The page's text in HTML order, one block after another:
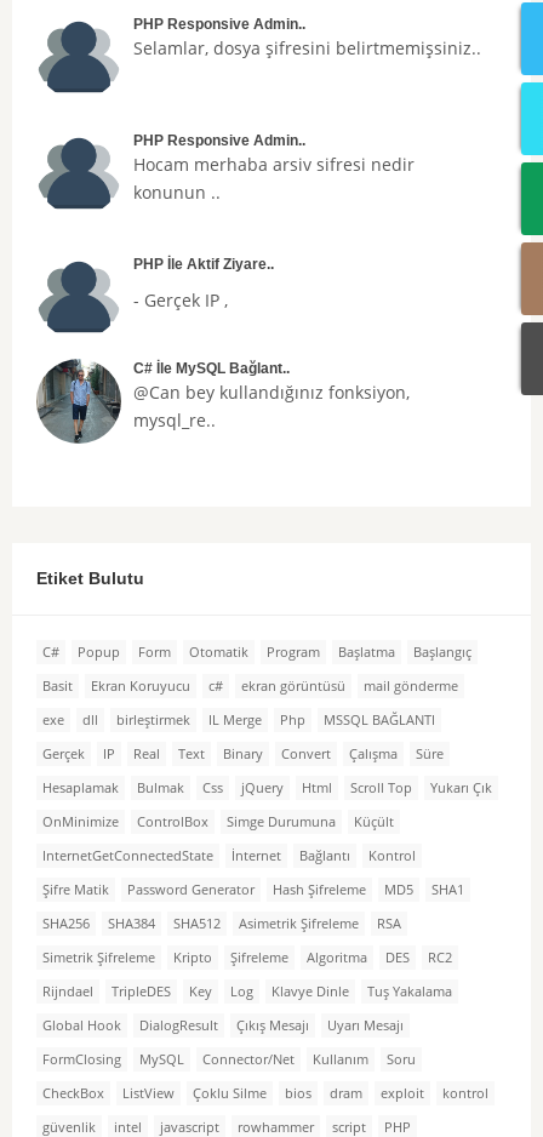
PHP Responsive Admin..
Selamlar, dosya şifresini belirtmemişsiniz..
PHP Responsive Admin..
Hocam merhaba arsiv sifresi nedir
konunun ..
PHP İle Aktif Ziyare..
- Gerçek IP ,
C# İle MySQL Bağlant..
@Can bey kullandığınız fonksiyon,
mysql_re..
Etiket Bulutu
C# Popup Form Otomatik Program Başlatma
Başlangıç
Basit
Ekran Koruyucu c# ekran görüntüsü
mail gönderme
exe
dll birleştirmek IL Merge Php
MSSQL BAĞLANTI
Gerçek
IP Real Text Binary Convert Çalışma
Süre
Hesaplamak
Bulmak Css jQuery Html Scroll Top
Yukarı Çık
OnMinimize
ControlBox Simge Durumuna
Küçült
InternetGetConnectedState
İnternet Bağlantı
Kontrol
Şifre Matik
Password Generator Hash Şifreleme MD5
SHA1
SHA256
SHA384 SHA512 Asimetrik Şifreleme
RSA
Simetrik Şifreleme
Kripto Şifreleme Algoritma DES
RC2
Rijndael
TripleDES Key Log Klavye Dinle
Tuş Yakalama
Global Hook
DialogResult Çıkış Mesajı
Uyarı Mesajı
FormClosing
MySQL Connector/Net Kullanım
Soru
CheckBox
ListView Çoklu Silme bios dram exploit
kontrol
güvenlik
intel javascript rowhammer script
PHP